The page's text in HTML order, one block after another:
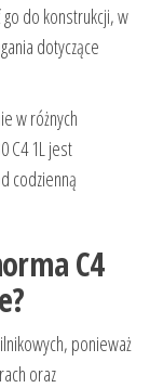
go do konstrukcji, w
dotyczące
w różnych
C4 1L jest
codzienną
C4
ponieważ
oraz